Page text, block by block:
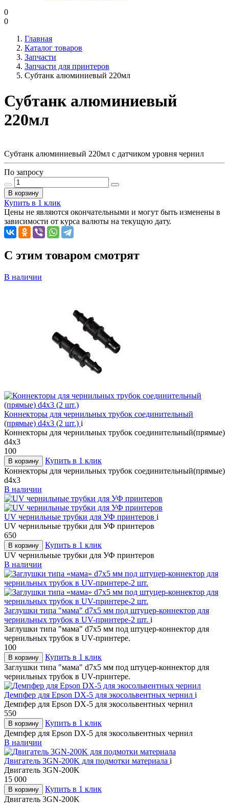
0
0
Главная
Каталог товаров
Запчасти
Запчасти для принтеров
Субтанк алюминиевый 220мл
Субтанк алюминиевый
220мл
Субтанк алюминиевый 220мл с датчиком уровня чернил
По запросу
В корзину
Купить в 1 клик
Цены не являются окончательными и могут быть изменены в
зависимости от курса валюты на текущую дату.
C этим товаром смотрят
В наличии
Коннекторы для чернильных трубок соединительный
(прямые) d4х3 (2 шт.) i
Коннекторы для чернильных трубок соединительный(прямые)
d4х3
100
В корзину
Купить в 1 клик
Коннекторы для чернильных трубок соединительный(прямые)
d4х3
В наличии
UV чернильные трубки для УФ принтеров i
UV чернильные трубки для УФ принтеров
650
В корзину
Купить в 1 клик
UV чернильные трубки для УФ принтеров
В наличии
Заглушки типа "мама" d7х5 мм под штуцер-коннектор для
чернильных трубок в UV-принтере-2 шт. i
Заглушки типа "мама" d7х5 мм под штуцер-коннектор для
чернильных трубок в UV-принтере.
100
В корзину
Купить в 1 клик
Заглушки типа "мама" d7х5 мм под штуцер-коннектор для
чернильных трубок в UV-принтере.
Демпфер для Epson DX-5 для экосольвентных чернил i
Демпфер для Epson DX-5 для экосольвентных чернил
550
В корзину
Купить в 1 клик
Демпфер для Epson DX-5 для экосольвентных чернил
В наличии
Двигатель 3GN-200K для подмотки материала i
Двигатель 3GN-200K
15 000
В корзину
Купить в 1 клик
Двигатель 3GN-200K